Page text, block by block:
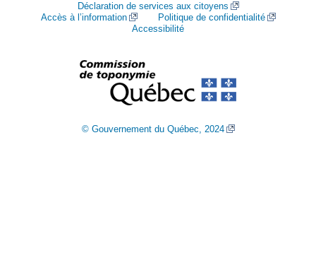
Déclaration de services aux citoyens
Accès à l’information
Politique de confidentialité
Accessibilité
© Gouvernement du Québec, 2024